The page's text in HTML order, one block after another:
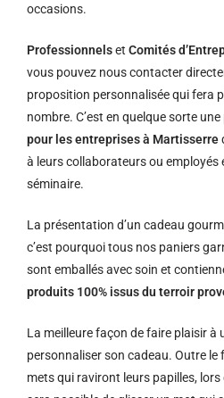
occasions.
Professionnelset Comités
vous pouvez nous contacter
proposition personnalisée qui fera
nombre. C’est en quelque sorte
pour les entreprises à Martisserre
à leurs collaborateurs ou employés
séminaire.
La présentation d’un cadeau
c’est pourquoi tous nos paniers
sont emballés avec soin et
produits 100% issus du terroir
La meilleure façon de faire plaisir à
personnaliser son cadeau. Outre
mets qui raviront leurs papilles,